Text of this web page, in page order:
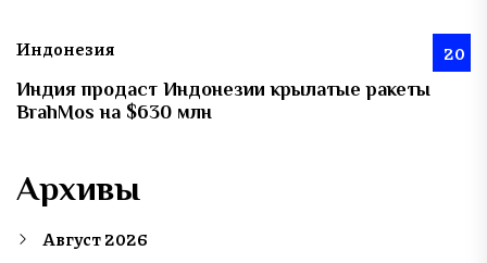
Индонезия 20
Индия продаст Индонезии крылатые ракеты
BrahMos на $630 млн
Архивы
Август 2026